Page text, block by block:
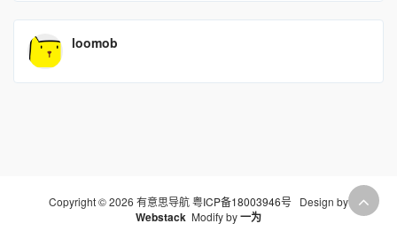
loomob
Copyright © 2026 有意思导航粤ICP备18003946号 Design by
Webstack Modify by一为